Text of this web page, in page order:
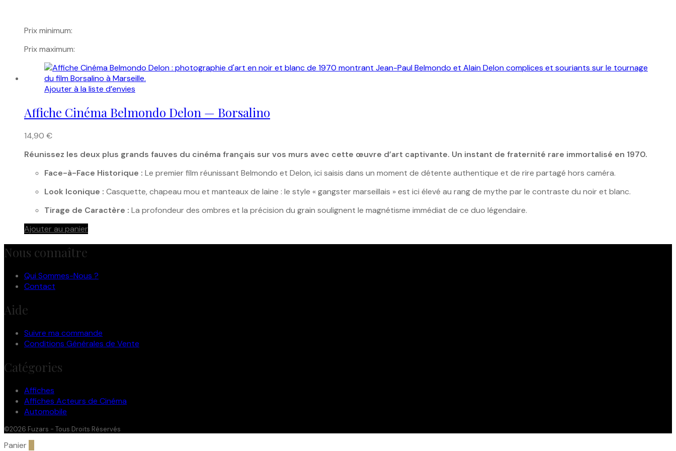
Prix minimum:
Prix maximum:
Ajouter à la liste d’envies
Affiche Cinéma Belmondo Delon — Borsalino
14,90 €
Réunissez les deux plus grands fauves du cinéma français sur vos murs avec cette œuvre d’art captivante. Un instant de fraternité rare immortalisé en 1970.
Face-à-Face Historique : Le premier film réunissant Belmondo et Delon, ici saisis dans un moment de détente authentique et de rire partagé hors caméra.
Look Iconique : Casquette, chapeau mou et manteaux de laine : le style « gangster marseillais » est ici élevé au rang de mythe par le contraste du noir et blanc.
Tirage de Caractère : La profondeur des ombres et la précision du grain soulignent le magnétisme immédiat de ce duo légendaire.
Ajouter au panier
Nous connaître
Qui Sommes-Nous ?
Contact
Aide
Suivre ma commande
Conditions Générales de Vente
Catégories
Affiches
Affiches Acteurs de Cinéma
Automobile
©2026 Fuzars - Tous Droits Réservés
Panier